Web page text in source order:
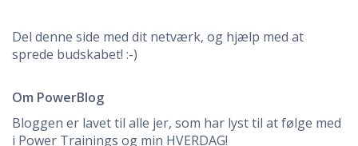
Del denne side med dit netværk, og hjælp med at
sprede budskabet! :-)
Om PowerBlog
Bloggen er lavet til alle jer, som har lyst til at følge med
i Power Trainings og min HVERDAG!